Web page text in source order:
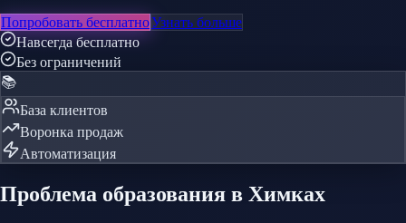
Попробовать бесплатноУзнать больше
Навсегда бесплатно
Без ограничений
📚
База клиентов
Воронка продаж
Автоматизация
Проблема образования в Химках